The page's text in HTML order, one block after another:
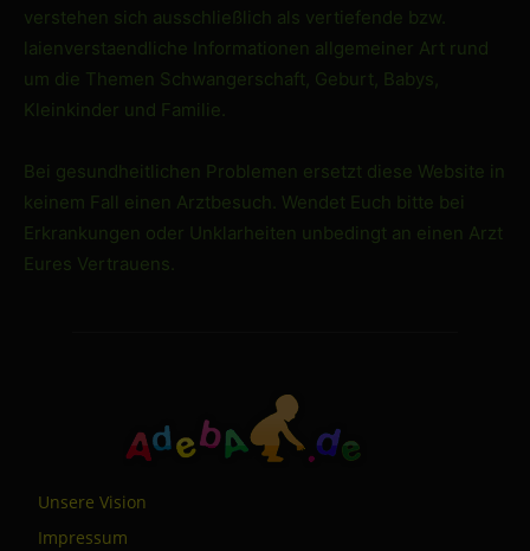
verstehen sich ausschließlich als vertiefende bzw.
laienverstaendliche Informationen allgemeiner Art rund
um die Themen Schwangerschaft, Geburt, Babys,
Kleinkinder und Familie.
Bei gesundheitlichen Problemen ersetzt diese Website in
keinem Fall einen Arztbesuch. Wendet Euch bitte bei
Erkrankungen oder Unklarheiten unbedingt an einen Arzt
Eures Vertrauens.
Unsere Vision
Impressum